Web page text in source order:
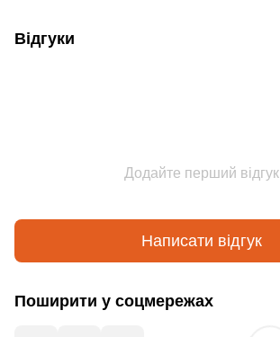
Відгуки
Додайте перший відгук
Написати відгук
Поширити у соцмережах